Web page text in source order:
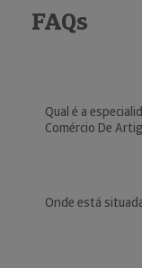
FAQs
Qual é a
Comércio De
Onde está